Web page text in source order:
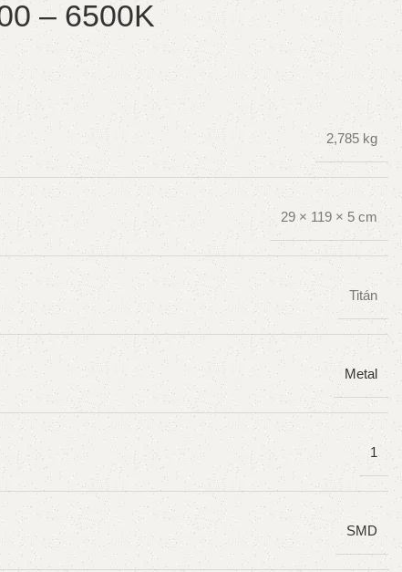
– 6500K
2,785 kg
29 × 119 × 5 cm
Titán
Metal
1
SMD